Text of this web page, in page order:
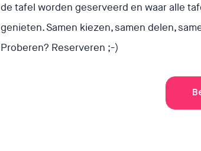
de tafel worden geserveerd en waar alle
genieten. Samen kiezen, samen delen,
Proberen? Reserveren ;-)